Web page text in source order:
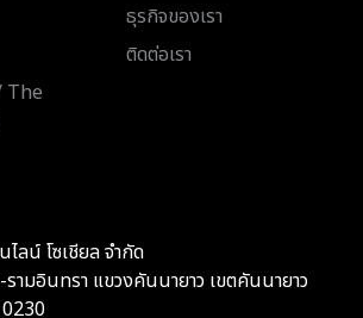
The
ธุรกิจของเรา
ติดต่อเรา
ลน์ โซเชียล จำกัด
ามอินทรา แขวงคันนายาว เขตคันนายาว